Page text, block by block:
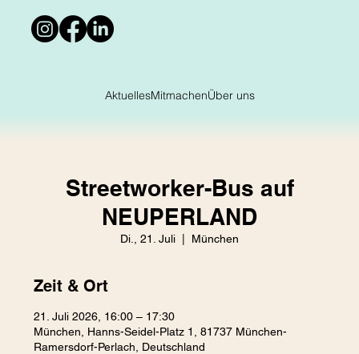
AktuellesMitmachenÜber uns
Streetworker-Bus auf
NEUPERLAND
Di., 21. Juli
  |
München
Zeit & Ort
21. Juli 2026, 16:00 – 17:30
München, Hanns-Seidel-Platz 1, 81737 München-
Ramersdorf-Perlach, Deutschland